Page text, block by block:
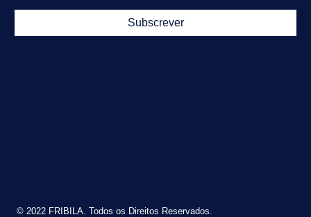
Subscrever
© 2022 FRIBILA. Todos os Direitos Reservados.